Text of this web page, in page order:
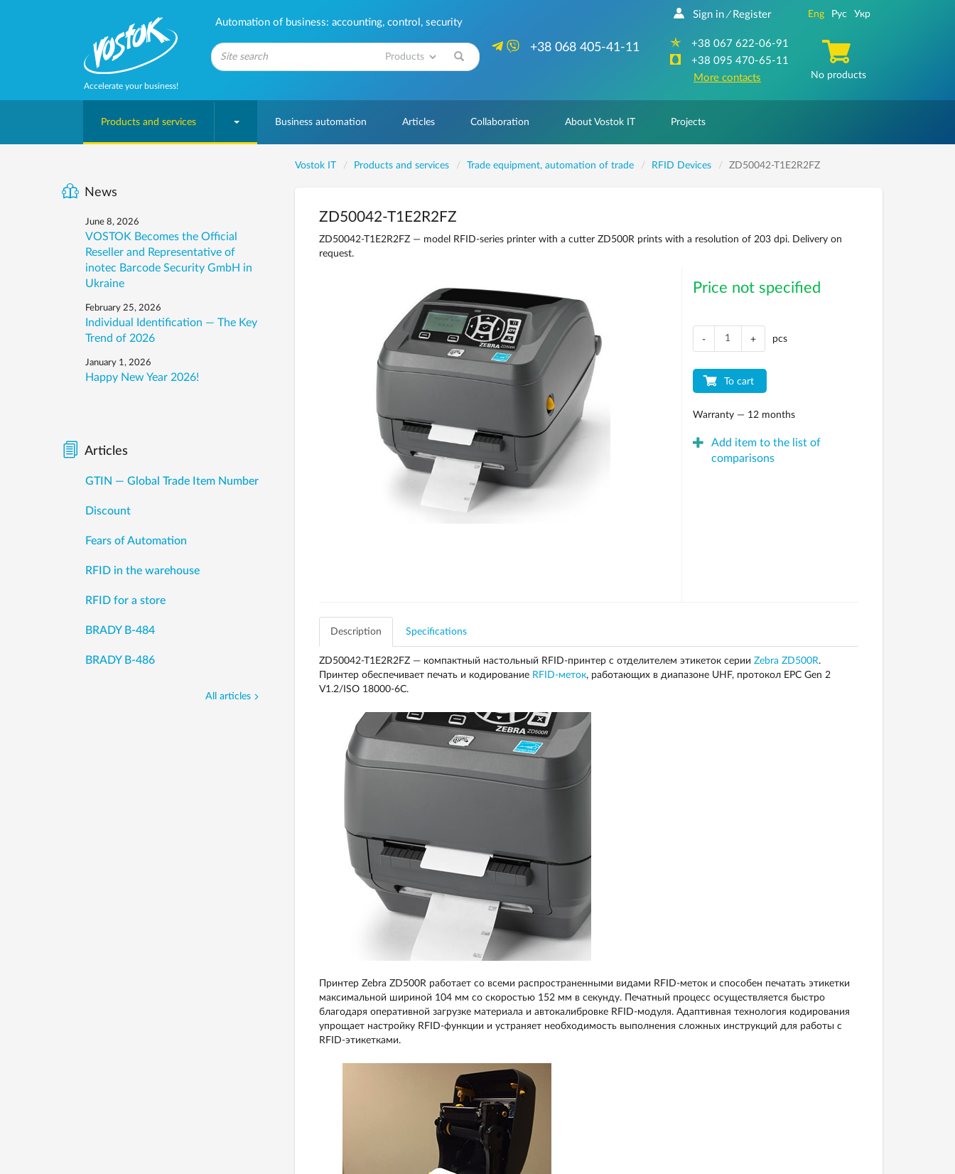
Accelerate your business!
Automation of business: accounting, control, security
+38 068 405-41-11
Sign in / Register
+38 067 622-06-91
+38 095 470-65-11
More contacts
Eng Рус Укр
No products
Products and services Business automation Articles Collaboration About Vostok IT Projects
Vostok IT Products and services Trade equipment, automation of trade RFID Devices ZD50042-T1E2R2FZ
ZD50042-T1E2R2FZ
ZD50042-T1E2R2FZ — model RFID-series printer with a cutter ZD500R prints with a resolution of 203 dpi. Delivery on
request.
Price not specified
- + pcs
To cart
Warranty — 12 months
Add item to the list of
comparisons
Description Specifications
ZD50042-T1E2R2FZ — компактный настольный RFID-принтер с отделителем этикеток серии Zebra ZD500R.
Принтер обеспечивает печать и кодирование RFID-меток, работающих в диапазоне UHF, протокол EPC Gen 2
V1.2/ISO 18000-6C.
Принтер Zebra ZD500R работает со всеми распространенными видами RFID-меток и способен печатать этикетки
максимальной шириной 104 мм со скоростью 152 мм в секунду. Печатный процесс осуществляется быстро
благодаря оперативной загрузке материала и автокалибровке RFID-модуля. Адаптивная технология кодирования
упрощает настройку RFID-функции и устраняет необходимость выполнения сложных инструкций для работы с
RFID-этикетками.
News
June 8, 2026
VOSTOK Becomes the Official
Reseller and Representative of
inotec Barcode Security GmbH in
Ukraine
February 25, 2026
Individual Identification — The Key
Trend of 2026
January 1, 2026
Happy New Year 2026!
Articles
GTIN — Global Trade Item Number
Discount
Fears of Automation
RFID in the warehouse
RFID for a store
BRADY B-484
BRADY B-486
All articles